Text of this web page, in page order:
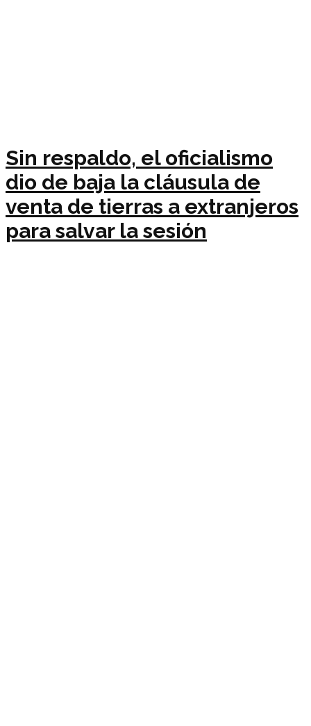
Sin respaldo, el oficialismo
dio de baja la cláusula de
venta de tierras a extranjeros
para salvar la sesión